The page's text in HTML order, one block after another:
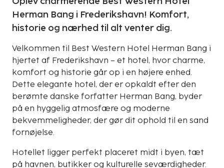
Herman Bang i Frederikshavn! Komfort,
historie og nærhed til alt venter dig.
Velkommen til Best Western Hotel Herman Bang i
hjertet af Frederikshavn – et hotel, hvor charme,
komfort og historie går op i en højere enhed.
Dette elegante hotel, der er opkaldt efter den
berømte danske forfatter Herman Bang, byder
på en hyggelig atmosfære og moderne
bekvemmeligheder, der gør dit ophold til en sand
fornøjelse.
Hotellet ligger perfekt placeret midt i byen, tæt
på havnen, butikker og kulturelle seværdigheder.